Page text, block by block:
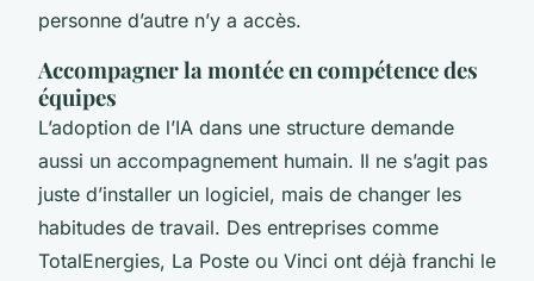
personne d’autre n’y a accès.
Accompagner la montée en compétence des
équipes
L’adoption de l’IA dans une structure demande
aussi un accompagnement humain. Il ne s’agit pas
juste d’installer un logiciel, mais de changer les
habitudes de travail. Des entreprises comme
TotalEnergies, La Poste ou Vinci ont déjà franchi le